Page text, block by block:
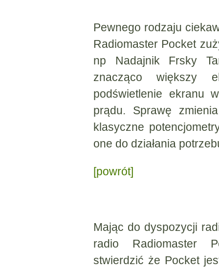
Pewnego rodzaju
Radiomaster Pocket
np Nadajnik Frsky
znacząco większy
podświetlenie ekranu
prądu. Sprawę
klasyczne
one do działania
[powrót]
Mając do dyspozycji
radio Radiomaster
stwierdzić że Pocket